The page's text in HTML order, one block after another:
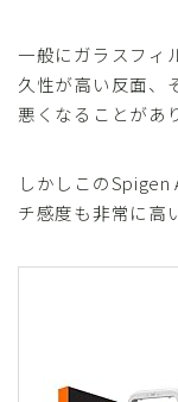
一般にガラスフィ
久性が高い反面、
悪くなることがあ
しかしこの
チ感度も非常に高